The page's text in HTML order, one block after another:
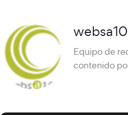
Equipo de
contenido